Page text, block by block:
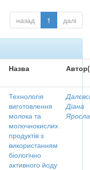
назад 1 далі
Назва
Технологія
виготовлення
молока та
молочнокислих
продуктів з
використанням
біологічно
активного йоду
Діана